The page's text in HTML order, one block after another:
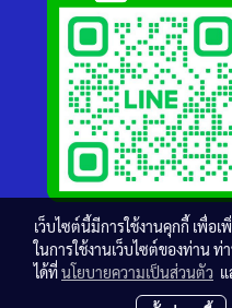
เว็บไซต์นี้มีการใช้งานคุกกี้ เพื่
ในการใช้งานเว็บไซต์ของท่าน
ได้ที่นโยบายความเป็นส่วนตัว